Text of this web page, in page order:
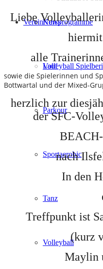
Kursprogramme
Lauf
Parkour
Sportaerobic
Tanz
Volleyball
News
Volleyball
Verein
Liebe
alle
sowie die Spielerinnen und
Bottwartal und der Mixed-
herzlich zur
der SFC-
nach
In den
Treffpunkt ist
(kurz
Maylin